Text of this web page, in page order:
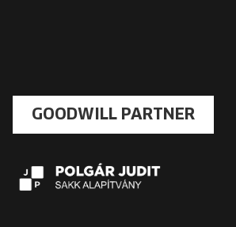
GOODWILL PARTNER